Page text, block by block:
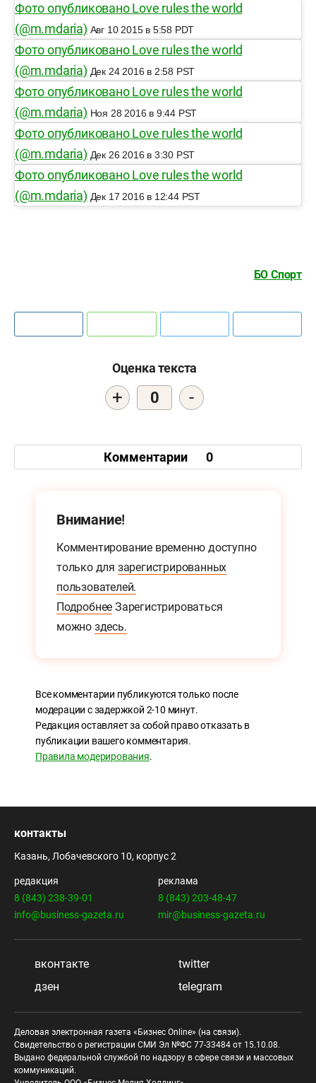
Фото опубликовано Love rules the world
(@m.mdaria) Авг 10 2015 в 5:58 PDT
Фото опубликовано Love rules the world
(@m.mdaria) Дек 24 2016 в 2:58 PST
Фото опубликовано Love rules the world
(@m.mdaria) Ноя 28 2016 в 9:44 PST
Фото опубликовано Love rules the world
(@m.mdaria) Дек 26 2016 в 3:30 PST
Фото опубликовано Love rules the world
(@m.mdaria) Дек 17 2016 в 12:44 PST
БО Спорт
Оценка текста
+ 0 -
Комментарии 0
Внимание!
Комментирование временно доступно
только для зарегистрированных
пользователей.
Подробнее Зарегистрироваться
можно здесь.
Все комментарии публикуются только после
модерации с задержкой 2-10 минут.
Редакция оставляет за собой право отказать в
публикации вашего комментария.
Правила модерирования.
контакты
Казань, Лобачевского 10, корпус 2
редакция
8 (843) 238-39-01
info@business-gazeta.ru
реклама
8 (843) 203-48-47
mir@business-gazeta.ru
вконтакте
twitter
дзен
telegram
Деловая электронная газета «Бизнес Online» (на связи).
Свидетельство о регистрации СМИ Эл №ФС 77-33484 от 15.10.08.
Выдано федеральной службой по надзору в сфере связи и массовых
коммуникаций.